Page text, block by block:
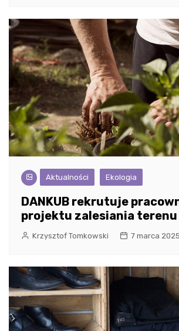
Aktualności Ekologia
DANKUB rekrutuje
projektu zalesiania terenu
Krzysztof Tomkowski 7 marca 2025